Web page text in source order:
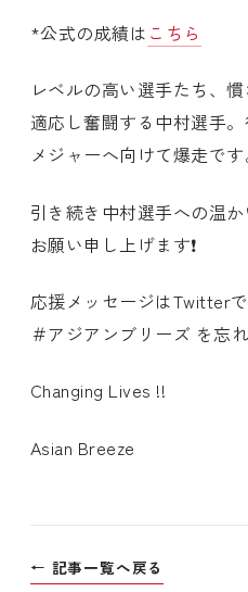
*公式の成績は こちら
レベルの高い選手たち、
適応し奮闘する中村選手
メジャーへ向けて爆走です
引き続き中村選手への温
お願い申し上げます❗️
応援メッセージはTwitterで
＃アジアンブリーズ を忘れ
Changing Lives !!
Asian Breeze
← 記事一覧へ戻る